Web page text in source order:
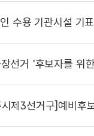
수용 기관시설 기
'후보자를 위한 선거
예비후보자 등록 등을 위